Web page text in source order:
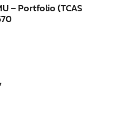
– Portfolio (TCAS